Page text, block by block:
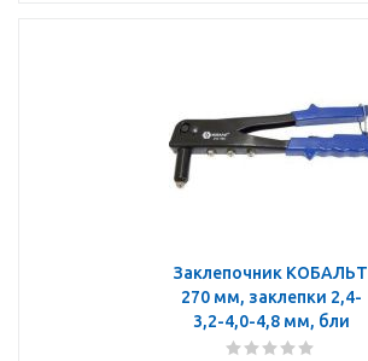
Заклепочник КОБАЛЬТ
270 мм, заклепки 2,4-
3,2-4,0-4,8 мм, бли